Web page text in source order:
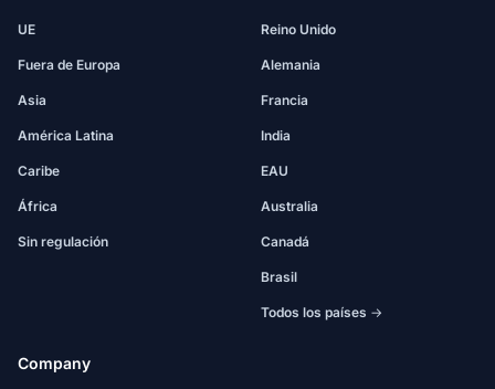
UE
Fuera de Europa
Asia
América Latina
Caribe
África
Sin regulación
Reino Unido
Alemania
Francia
India
EAU
Australia
Canadá
Brasil
Todos los países →
Company